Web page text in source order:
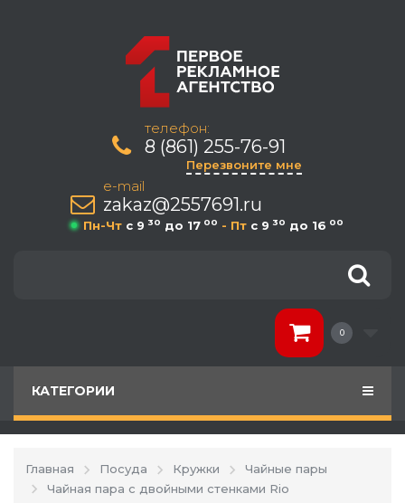
телефон:
8 (861) 255-76-91
Перезвоните мне
e-mail
zakaz@2557691.ru
Пн-Чт c 9 30 до 17 00 - Пт c 9 30 до 16 00
0
КАТЕГОРИИ
Главная Посуда Кружки
Чайные пары
Чайная пара с двойными стенками Rio